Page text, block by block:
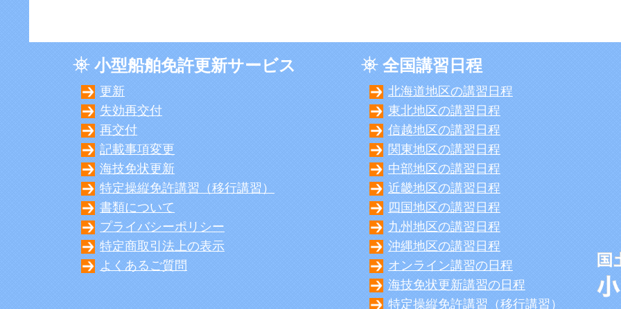
小型船舶免許更新サービス
更新
失効再交付
再交付
記載事項変更
海技免状更新
特定操縦免許講習（移行講習）
書類について
プライバシーポリシー
特定商取引法上の表示
よくあるご質問
全国講習日程
北海道地区の講習日程
東北地区の講習日程
信越地区の講習日程
関東地区の講習日程
中部地区の講習日程
近畿地区の講習日程
四国地区の講習日程
九州地区の講習日程
沖縄地区の講習日程
オンライン講習の日程
海技免状更新講習の日程
特定操縦免許講習（移行講習）